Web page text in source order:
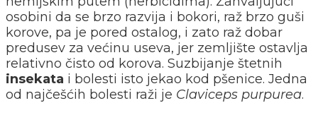
osobini da se brzo razvija i bokori, raž brzo guši
korove, pa je pored ostalog, i zato raž dobar
predusev za većinu useva, jer zemljište ostavlja
relativno čisto od korova. Suzbijanje štetnih
insekata i bolesti isto jekao kod pšenice. Jedna
od najčešćih bolesti raži je Claviceps purpurea.